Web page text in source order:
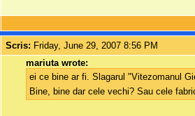
Scris: Friday, June 29, 2007 8:56 PM
mariuta wrote:
ei ce bine ar fi. Slagarul "Vitezomanul
Bine, bine dar cele vechi? Sau cele